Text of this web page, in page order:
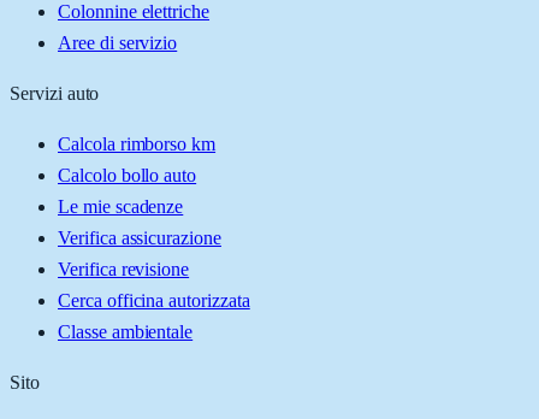
Colonnine elettriche
Aree di servizio
Servizi auto
Calcola rimborso km
Calcolo bollo auto
Le mie scadenze
Verifica assicurazione
Verifica revisione
Cerca officina autorizzata
Classe ambientale
Sito